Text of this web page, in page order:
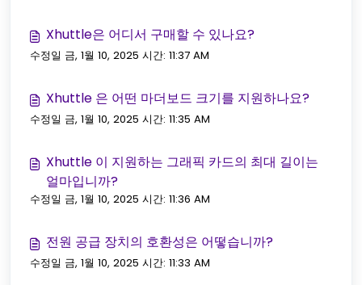
Xhuttle은 어디서 구매할 수 있나요?
수정일 금, 1월 10, 2025 시간: 11:37 AM
Xhuttle 은 어떤 마더보드 크기를 지원하나요?
수정일 금, 1월 10, 2025 시간: 11:35 AM
Xhuttle 이 지원하는 그래픽 카드의 최대 길이는
얼마입니까?
수정일 금, 1월 10, 2025 시간: 11:36 AM
전원 공급 장치의 호환성은 어떻습니까?
수정일 금, 1월 10, 2025 시간: 11:33 AM